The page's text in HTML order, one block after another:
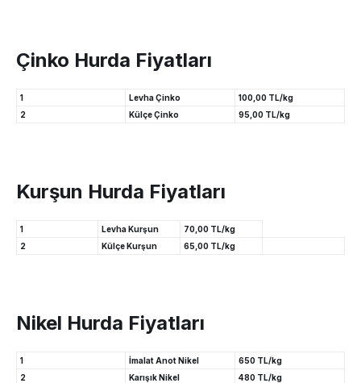
Çinko Hurda Fiyatları
1 Levha Çinko
100,00 TL/kg
2
Külçe Çinko 95,00 TL/kg
Kurşun Hurda Fiyatları
1 Levha Kurşun
70,00 TL/kg
2
Külçe Kurşun 65,00 TL/kg
Nikel Hurda Fiyatları
1 İmalat Anot Nikel
650 TL/kg
2
Karışık Nikel
480 TL/kg